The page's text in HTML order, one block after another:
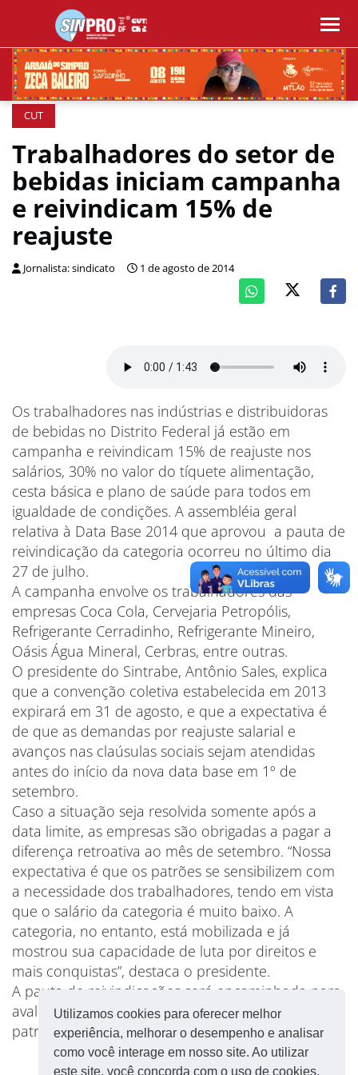
Utilizamos cookies para oferecer melhor
experiência, melhorar o desempenho e analisar
como você interage em nosso site. Ao utilizar
este site, você concorda com o uso de cookies.
CUT
Trabalhadores do setor de
bebidas iniciam campanha
e reivindicam 15% de
reajuste
Jornalista: sindicato 1 de agosto de 2014
Os trabalhadores nas indústrias e distribuidoras
de bebidas no Distrito Federal já estão em
campanha e reivindicam 15% de reajuste nos
salários, 30% no valor do tíquete alimentação,
cesta básica e plano de saúde para todos em
igualdade de condições. A assembléia geral
relativa à Data Base 2014 que aprovou a pauta de
reivindicação da categoria ocorreu no último dia
27 de julho.
A campanha envolve os trabalhadores das
empresas Coca Cola, Cervejaria Petropólis,
Refrigerante Cerradinho, Refrigerante Mineiro,
Oásis Água Mineral, Cerbras, entre outras.
O presidente do Sintrabe, Antônio Sales, explica
que a convenção coletiva estabelecida em 2013
expirará em 31 de agosto, e que a expectativa é
de que as demandas por reajuste salarial e
avanços nas claúsulas sociais sejam atendidas
antes do início da nova data base em 1º de
setembro.
Caso a situação seja resolvida somente após a
data limite, as empresas são obrigadas a pagar a
diferença retroativa ao mês de setembro. “Nossa
expectativa é que os patrões se sensibilizem com
a necessidade dos trabalhadores, tendo em vista
que o salário da categoria é muito baixo. A
categoria, no entanto, está mobilizada e já
mostrou sua capacidade de luta por direitos e
mais conquistas”, destaca o presidente.
A pauta de reivindicações será encaminhada para
avaliação e para uma contraproposta do sindicato
patronal.